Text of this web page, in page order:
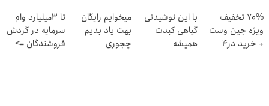
کنی! 👈🏻
پرسش‌نامه
4 قسط
70% تخفیف
ویژه جین وست
+ خرید در4
با این نوشیدنی
گیاهی کبدت
همیشه
میخوایم رایگان
بهت یاد بدیم
چجوری
تا 3میلیارد وام
سرمایه در گردش
فروشندگان =>